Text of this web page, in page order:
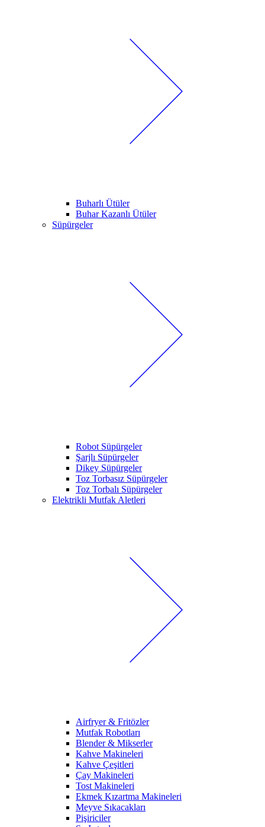
Buharlı Ütüler
Buhar Kazanlı Ütüler
Süpürgeler
Robot Süpürgeler
Şarjlı Süpürgeler
Dikey Süpürgeler
Toz Torbasız Süpürgeler
Toz Torbalı Süpürgeler
Elektrikli Mutfak Aletleri
Airfryer & Fritözler
Mutfak Robotları
Blender & Mikserler
Kahve Makineleri
Kahve Çeşitleri
Çay Makineleri
Tost Makineleri
Ekmek Kızartma Makineleri
Meyve Sıkacakları
Pişiriciler